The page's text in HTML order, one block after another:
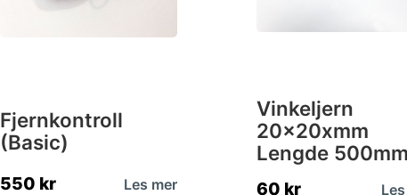
Fjernkontroll
(Basic)
550 kr Les mer
Vinkeljern
20x20xmm
Lengde 500mm
60 kr